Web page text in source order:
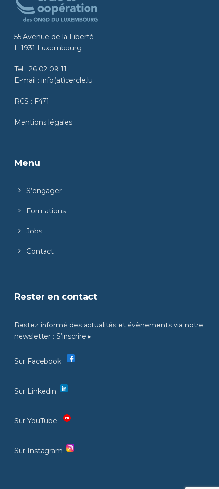
55 Avenue de la Liberté
L-1931 Luxembourg
Tel : 26 02 09 11
E-mail : info(at)cercle.lu
RCS : F471
Mentions légales
Menu
S’engager
Formations
Jobs
Contact
Rester en contact
Restez informé des actualités et évènements via notre
newsletter : S’inscrire ▸
Sur Facebook
Sur Linkedin
Sur YouTube
Sur Instagram